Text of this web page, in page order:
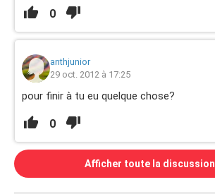
0
anthjunior
29 oct. 2012 à 17:25
pour finir à tu eu quelque chose?
0
Afficher toute la discussion